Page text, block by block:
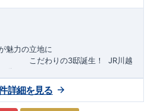
魅力の立地に
こだわりの3邸誕生！
​JR川越
分
まで徒歩22分​
、保育園までは 徒歩3分
詳細を見る